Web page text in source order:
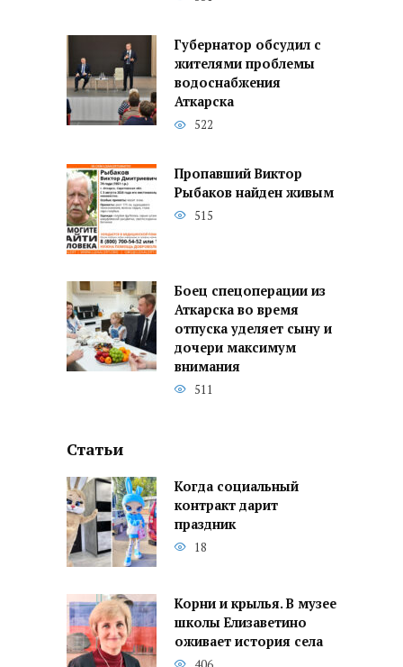
Губернатор обсудил с
жителями проблемы
водоснабжения
Аткарска
522
Пропавший Виктор
Рыбаков найден живым
515
Боец спецоперации из
Аткарска во время
отпуска уделяет сыну и
дочери максимум
внимания
511
Статьи
Когда социальный
контракт дарит
праздник
18
Корни и крылья. В музее
школы Елизаветино
оживает история села